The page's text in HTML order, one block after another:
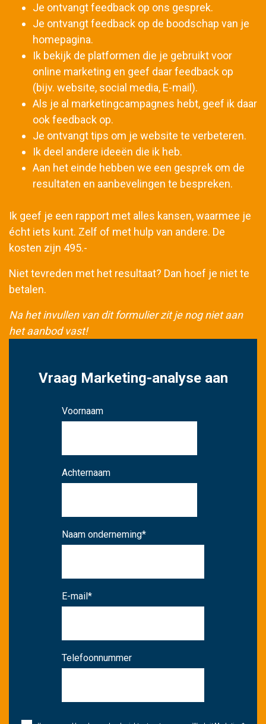
Je ontvangt feedback op ons gesprek.
Je ontvangt feedback op de boodschap van je
homepagina.
Ik bekijk de platformen die je gebruikt voor
online marketing en geef daar feedback op
(bijv. website, social media, E-mail).
Als je al marketingcampagnes hebt, geef ik daar
ook feedback op.
Je ontvangt tips om je website te verbeteren.
Ik deel andere ideeën die ik heb.
Aan het einde hebben we een gesprek om de
resultaten en aanbevelingen te bespreken.
Ik geef je een rapport met alles kansen, waarmee je
écht iets kunt. Zelf of met hulp van andere. De
kosten zijn 495.-
Niet tevreden met het resultaat? Dan hoef je niet te
betalen.
Na het invullen van dit formulier zit je nog niet aan
het aanbod vast!
Vraag Marketing-analyse aan
Voornaam
Achternaam
Naam onderneming*
E-mail*
Telefoonnummer